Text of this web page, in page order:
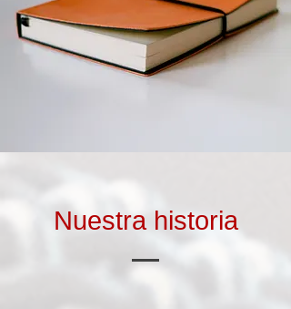
Nuestra historia